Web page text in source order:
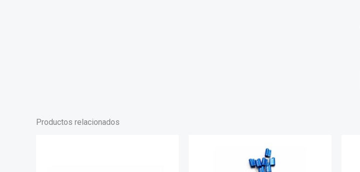
Productos relacionados